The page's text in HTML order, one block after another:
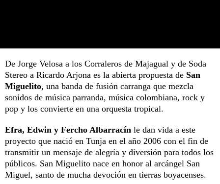
De Jorge Velosa a los Corraleros de Majagual y de Soda
Stereo a Ricardo Arjona es la abierta propuesta de San
Miguelito, una banda de fusión carranga que mezcla
sonidos de música parranda, música colombiana, rock y
pop y los convierte en una orquesta tropical.
Efra, Edwin y Fercho Albarracín le dan vida a este
proyecto que nació en Tunja en el año 2006 con el fin de
transmitir un mensaje de alegría y diversión para todos los
públicos. San Miguelito nace en honor al arcángel San
Miguel, santo de mucha devoción en tierras boyacenses.